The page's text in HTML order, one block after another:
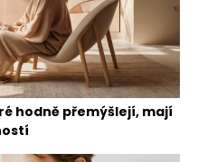
hodně přemýšlejí, mají